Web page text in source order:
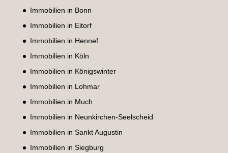
Immobilien in Bonn
Immobilien in Eitorf
Immobilien in Hennef
Immobilien in Köln
Immobilien in Königswinter
Immobilien in Lohmar
Immobilien in Much
Immobilien in Neunkirchen-Seelscheid
Immobilien in Sankt Augustin
Immobilien in Siegburg